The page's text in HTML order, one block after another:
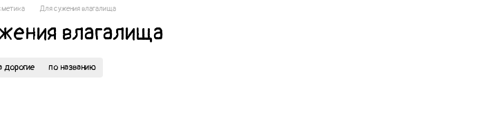
Для сужения влагалища
влагалища
дорогие по названию